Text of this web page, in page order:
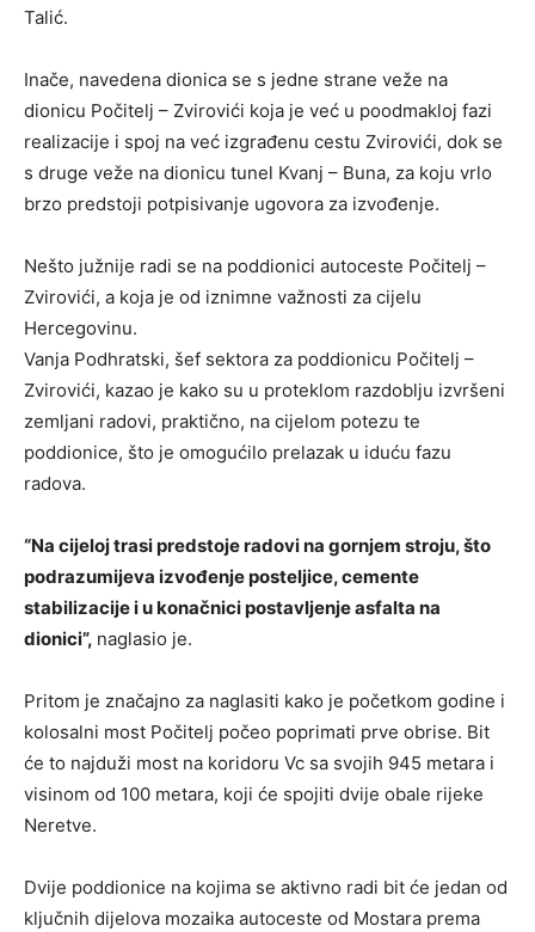
Talić.
Inače, navedena dionica se s jedne strane veže na
dionicu Počitelj – Zvirovići koja je već u poodmakloj fazi
realizacije i spoj na već izgrađenu cestu Zvirovići, dok se
s druge veže na dionicu tunel Kvanj – Buna, za koju vrlo
brzo predstoji potpisivanje ugovora za izvođenje.
Nešto južnije radi se na poddionici autoceste Počitelj –
Zvirovići, a koja je od iznimne važnosti za cijelu
Hercegovinu.
Vanja Podhratski, šef sektora za poddionicu Počitelj –
Zvirovići, kazao je kako su u proteklom razdoblju izvršeni
zemljani radovi, praktično, na cijelom potezu te
poddionice, što je omogućilo prelazak u iduću fazu
radova.
“Na cijeloj trasi predstoje radovi na gornjem stroju, što
podrazumijeva izvođenje posteljice, cemente
stabilizacije i u konačnici postavljenje asfalta na
dionici”, naglasio je.
Pritom je značajno za naglasiti kako je početkom godine i
kolosalni most Počitelj počeo poprimati prve obrise. Bit
će to najduži most na koridoru Vc sa svojih 945 metara i
visinom od 100 metara, koji će spojiti dvije obale rijeke
Neretve.
Dvije poddionice na kojima se aktivno radi bit će jedan od
ključnih dijelova mozaika autoceste od Mostara prema